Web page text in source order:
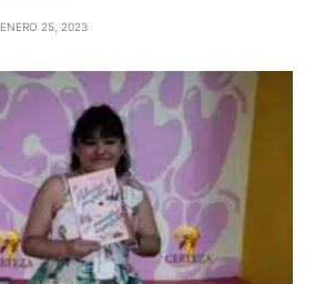
ENERO 25, 2023